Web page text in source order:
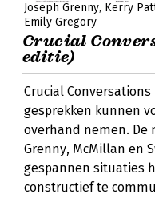
Joseph Grenny Kerry
Emily Gregory
Crucial
editie)
Crucial
gesprekken kunnen
overhand nemen. De
Grenny, McMillan en
gespannen situaties
constructief te